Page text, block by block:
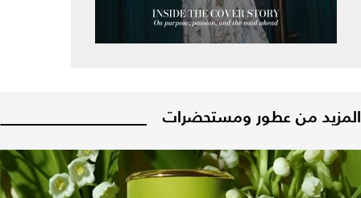
المزيد من عطور ومستحضرات